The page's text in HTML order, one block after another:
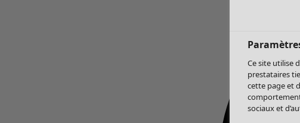
Ce site utilise
prestataires
cette page et
sociaux et